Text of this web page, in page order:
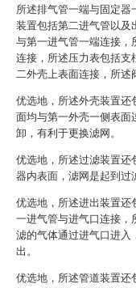
所述排气管一端与固定器
装置包括第二进气管以及
与第一进气管一端连接，
连接，所述压力表包括支
二外壳上表面连接，所述
优选地，所述外壳装置还
面均与第一外壳一侧表面
卸，有利于更换滤网。
优选地，所述过滤装置还
器内表面，滤网是起到过
优选地，所述进出装置还
一进气管与进气口连接，
滤的气体通过进气口进入
出。
优选地，所述管道装置还